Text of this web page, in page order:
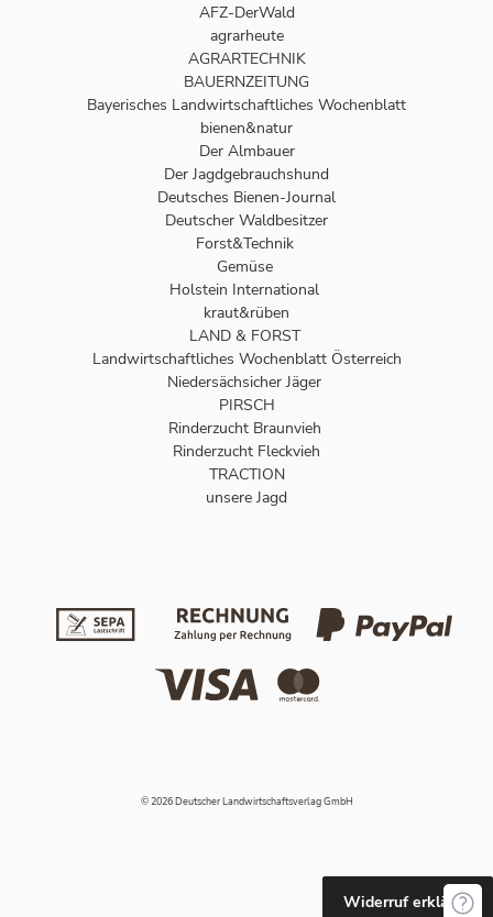
AFZ-DerWald
agrarheute
AGRARTECHNIK
BAUERNZEITUNG
Bayerisches Landwirtschaftliches Wochenblatt
bienen&natur
Der Almbauer
Der Jagdgebrauchshund
Deutsches Bienen-Journal
Deutscher Waldbesitzer
Forst&Technik
Gemüse
Holstein International
kraut&rüben
LAND & FORST
Landwirtschaftliches Wochenblatt Österreich
Niedersächsicher Jäger
PIRSCH
Rinderzucht Braunvieh
Rinderzucht Fleckvieh
TRACTION
unsere Jagd
© 2026 Deutscher Landwirtschaftsverlag GmbH
Widerruf erklären